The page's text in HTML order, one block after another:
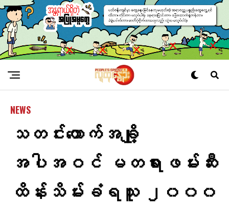
NEWS
သတင်း​​​ထောက်အချို့
အပါအဝင် မတရားဖမ်းဆီး
ထိန်းသိမ်းခံရသူ ၂၀၀၀​